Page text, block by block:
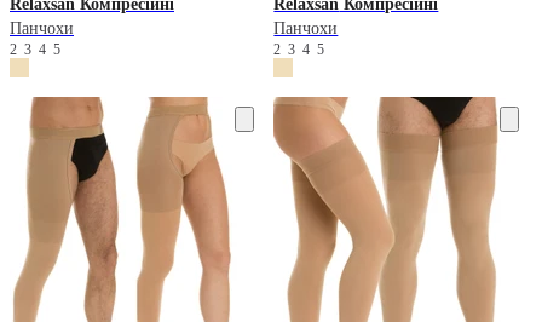
Relaxsan Компресійні
Панчохи
2 3 4 5
Relaxsan Компресійні
Панчохи
2345